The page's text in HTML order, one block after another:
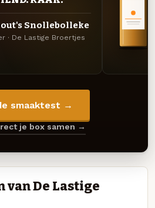
Snollebolleke
· De Lastige Broertjes
smaaktest →
je box samen →
van De Lastige